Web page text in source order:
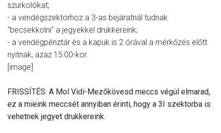
szurkolókat;
- a vendégszektorhoz a 3-as bejáratnál tudnak
"becsekkolni" a jegyekkel drukkereink;
- a vendégpénztár és a kapuk is 2 órával a mérkőzés előtt
nyitnak, azaz 15:00-kor.
[image]
FRISSÍTÉS: A Mol Vidi-Mezőkövesd meccs végül elmarad,
ez a mieink meccsét annyiban érinti, hogy a 3I szektorba is
vehetnek jegyet drukkereink.